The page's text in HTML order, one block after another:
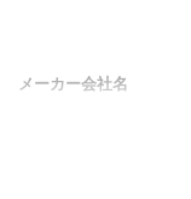
メーカー会社名